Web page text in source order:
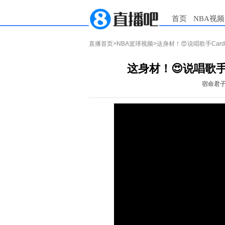
首页 NBA视频
直播首页>NBA篮球视频>这身材！😍说唱歌手
这身材！😍说唱歌
宿命君